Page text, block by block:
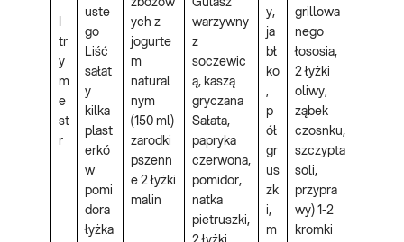
tr
y
m
e
st
r
uste
go
Liść
sałat
y
kilka
plast
erkó
w
pomi
dora
łyżka
zbożow
ych z
jogurte
m
natural
nym
(150 ml)
zarodki
pszenn
e 2 łyżki
malin
Gulasz
warzywny
z
soczewic
ą, kaszą
gryczana
Sałata,
papryka
czerwona,
pomidor,
natka
pietruszki,
y,
ja
bł
ko
,
p
ół
gr
us
zk
i,
m
grillowa
nego
łososia,
2 łyżki
oliwy,
ząbek
czosnku,
szczypta
soli,
przypra
wy) 1-2
kromki